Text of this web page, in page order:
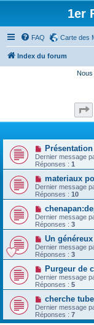
1er
FAQ Carte des
Index du forum
Nous
Dernier message
Réponses : 1
materiaux
Dernier message
Réponses : 10
Dernier message
Réponses : 3
Un
Dernier message
Réponses : 3
Purgeur de
Dernier message
Réponses : 5
cherche
Dernier message
Réponses : 7